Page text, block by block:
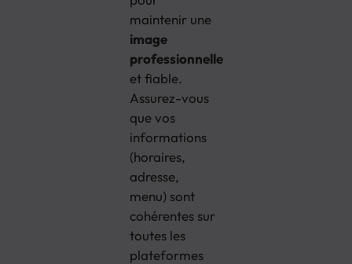
maintenir une
image
professionnelle
et fiable.
Assurez-vous
que vos
informations
(horaires,
adresse,
menu) sont
cohérentes sur
toutes les
plateformes